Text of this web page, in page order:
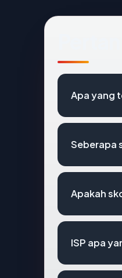
Apa yang
Seberapa
Apakah
ISP apa